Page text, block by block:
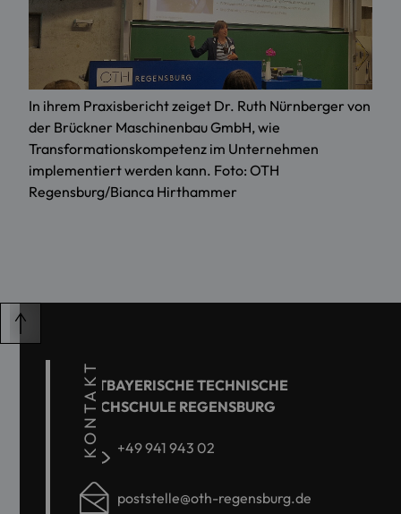
In ihrem Praxisbericht zeiget Dr. Ruth Nürnberger von
der Brückner Maschinenbau GmbH, wie
Transformationskompetenz im Unternehmen
implementiert werden kann. Foto: OTH
Regensburg/Bianca Hirthammer
KONTAKT
OSTBAYERISCHE TECHNISCHE
HOCHSCHULE REGENSBURG
+49 941 943 02
poststelle@oth-regensburg.de